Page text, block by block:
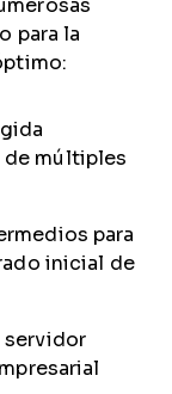
para la
de múltiples
para
inicial de
servidor